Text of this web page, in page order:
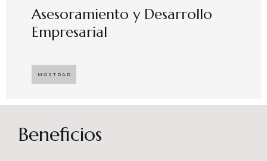
Asesoramiento y Desarrollo
Empresarial
desarrollar el compromiso y motivación en el
capital humano en ambientes de trabajo más
sostenibles en el tiempo. Brindando soporte
especializado en proyectos integrales que
MOSTRAR
Beneficios